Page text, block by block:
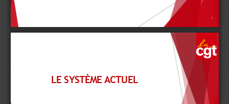
2
LE SYSTÈME ACTUEL